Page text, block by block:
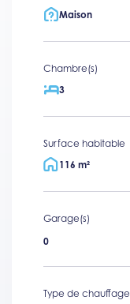
Maison
Chambre(s)
3
Surface habitable
116 m²
Garage(s)
0
Type de chauffage